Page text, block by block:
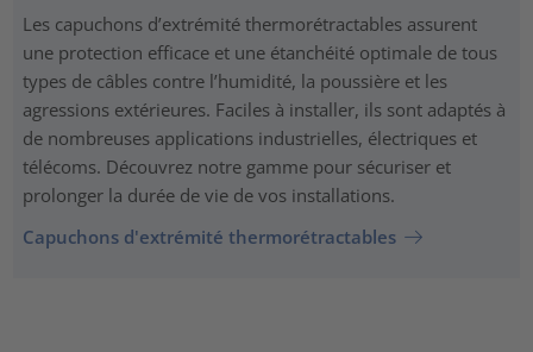
Les capuchons d’extrémité thermorétractables assurent
une protection efficace et une étanchéité optimale de tous
types de câbles contre l’humidité, la poussière et les
agressions extérieures. Faciles à installer, ils sont adaptés à
de nombreuses applications industrielles, électriques et
télécoms. Découvrez notre gamme pour sécuriser et
prolonger la durée de vie de vos installations.
Capuchons d'extrémité thermorétractables